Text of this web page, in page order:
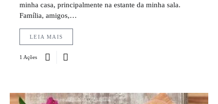
minha casa, principalmente na estante da minha sala.
Família, amigos,…
LEIA MAIS
1 Ações